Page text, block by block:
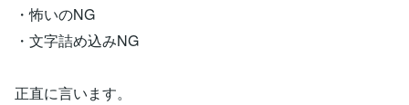
・怖いのNG
・文字詰め込みNG
正直に言います。